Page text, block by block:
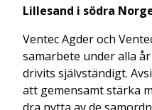
Lillesand i södra
Ventec Agder och
samarbete under alla
drivits självständigt.
att gemensamt stärka